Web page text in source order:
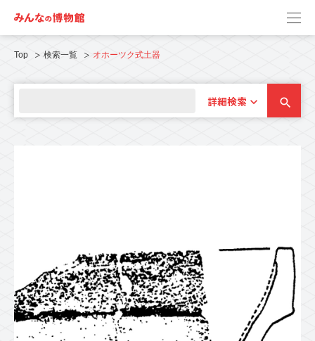
Top 検索一覧 オホーツク式土器
詳細検索